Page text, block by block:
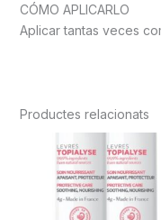
CÓMO APLICARLO
Aplicar tantas veces
Productes relacionats